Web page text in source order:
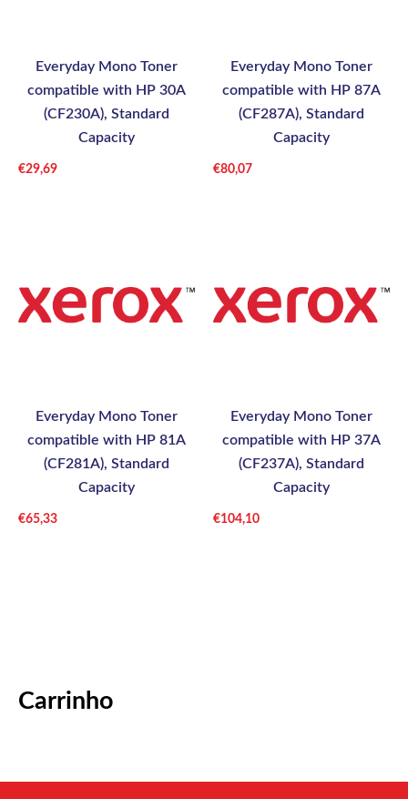
Carrinho
Everyday Mono Toner
compatible with HP 30A
(CF230A), Standard
Capacity
€29,69
Everyday Mono Toner
compatible with HP 87A
(CF287A), Standard
Capacity
€80,07
Everyday Mono Toner
compatible with HP 81A
(CF281A), Standard
Capacity
€65,33
Everyday Mono Toner
compatible with HP 37A
(CF237A), Standard
Capacity
€104,10